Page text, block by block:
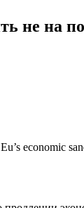
не на
economic